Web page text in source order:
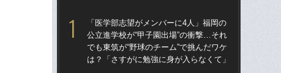
「医学部志望がメンバーに4人」福岡の
公立進学校が“甲子園出場”の衝撃…それ
でも東筑が“野球のチーム”で挑んだワケ
は？「さすがに勉強に身が入らなくて」